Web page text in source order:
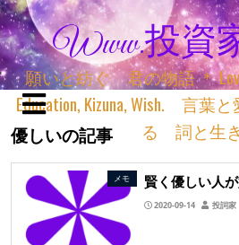
Www.投資
願いと紡ぐ 君の物語 ＊
Education, Kizuna, Wish. 言
る 詞と生
優しいの記事
メモ 賢く優しい人
2020-09-14 投詞家